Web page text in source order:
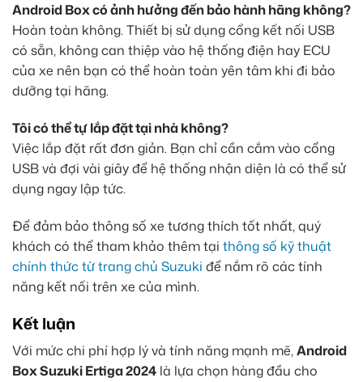
Android Box có ảnh hưởng đến bảo hành hãng không?
Hoàn toàn không. Thiết bị sử dụng cổng kết nối USB
có sẵn, không can thiệp vào hệ thống điện hay ECU
của xe nên bạn có thể hoàn toàn yên tâm khi đi bảo
dưỡng tại hãng.
Tôi có thể tự lắp đặt tại nhà không?
Việc lắp đặt rất đơn giản. Bạn chỉ cần cắm vào cổng
USB và đợi vài giây để hệ thống nhận diện là có thể sử
dụng ngay lập tức.
Để đảm bảo thông số xe tương thích tốt nhất, quý
khách có thể tham khảo thêm tại thông số kỹ thuật
chính thức từ trang chủ Suzuki để nắm rõ các tính
năng kết nối trên xe của mình.
Kết luận
Với mức chi phí hợp lý và tính năng mạnh mẽ,Android
Box Suzuki Ertiga 2024 là lựa chọn hàng đầu cho